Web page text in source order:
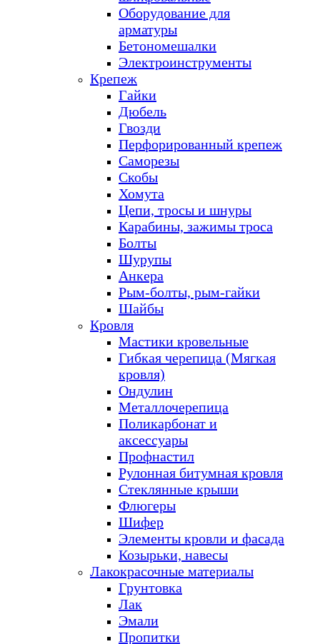
Оборудование для
арматуры
Бетономешалки
Электроинструменты
Крепеж
Гайки
Дюбель
Гвозди
Перфорированный крепеж
Саморезы
Скобы
Хомута
Цепи, тросы и шнуры
Карабины, зажимы троса
Болты
Шурупы
Анкера
Рым-болты, рым-гайки
Шайбы
Кровля
Мастики кровельные
Гибкая черепица (Мягкая
кровля)
Ондулин
Металлочерепица
Поликарбонат и
аксессуары
Профнастил
Рулонная битумная кровля
Стеклянные крыши
Флюгеры
Шифер
Элементы кровли и фасада
Козырьки, навесы
Лакокрасочные материалы
Грунтовка
Лак
Эмали
Пропитки